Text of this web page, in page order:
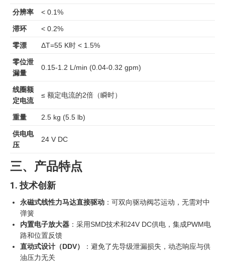
分辨率 < 0.1%
滞环 < 0.2%
零漂 ΔT=55 K时 < 1.5%
零位泄
漏量
0.15-1.2 L/min (0.04-0.32 gpm)
线圈额
定电流
≤ 额定电流的2倍（瞬时）
重量 2.5 kg (5.5 lb)
供电电
压
24 V DC
三、产品特点
1. 技术创新
永磁式线性力马达直接驱动 ：可双向驱动阀芯运动，无需对中
弹簧
内置电子放大器 ：采用SMD技术和24V DC供电，集成PWM电
路和位置反馈
直动式设计（DDV）
‍：避免了先导级泄漏损失，动态响应与供
油压力无关